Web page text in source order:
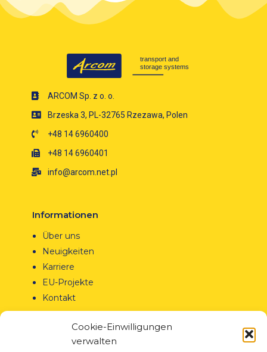
Cookie-Einwilligungen
verwalten
ARCOM Sp. z o. o.
Brzeska 3, PL-32765 Rzezawa, Polen
+48 14 6960400
+48 14 6960401
info@arcom.net.pl
Informationen
Über uns
Neuigkeiten
Karriere
EU-Projekte
Kontakt